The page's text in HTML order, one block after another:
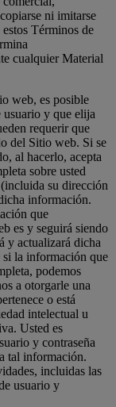
ni imitarse
Términos de
cualquier Material
web, es posible
usuario y que elija
requerir que
del Sitio web. Si se
al hacerlo, acepta
sobre usted
su dirección
información.
que
es y seguirá siendo
y actualizará dicha
la información que
podemos
a otorgarle una
o está
intelectual u
Usted es
y contraseña
tal información.
incluidas las
usuario y